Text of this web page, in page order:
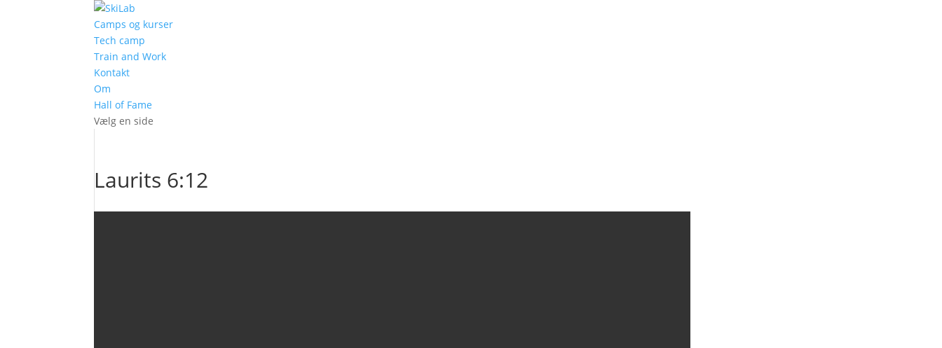
Camps og kurser
Tech camp
Train and Work
Kontakt
Om
Hall of Fame
Vælg en side
Laurits 6:12